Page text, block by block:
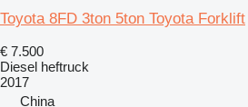
Toyota 8FD 3ton 5ton Toyota Forklift
€ 7.500
Diesel heftruck
2017
China